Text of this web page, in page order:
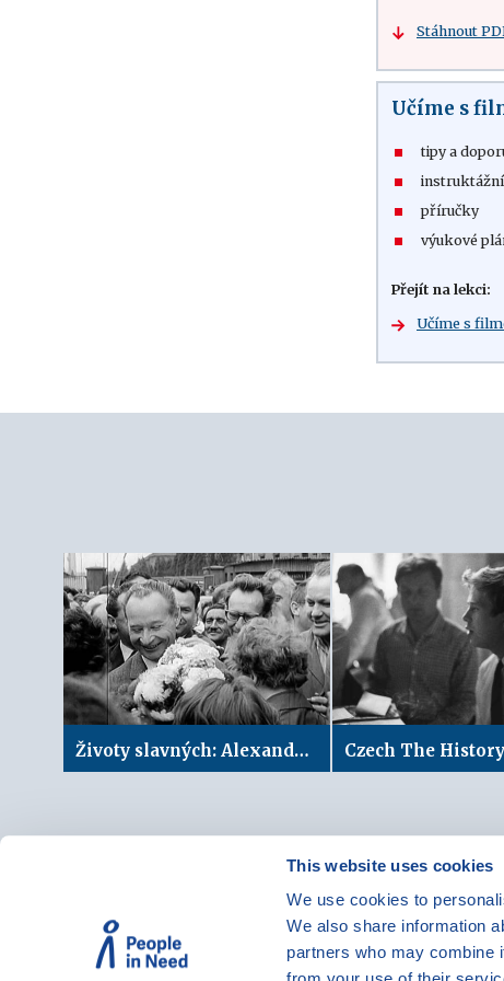
This website uses cookies
We use cookies to
We also share information
partners who may combine
Stáhnout
Učíme s
tipy a
instruktážní
příručky
výukové
Přejít na lekci:
Učíme s
Životy slavných: Alexander Dubček
© Vzdělávací program JSNS
Člověk v tísni, o. p. s.